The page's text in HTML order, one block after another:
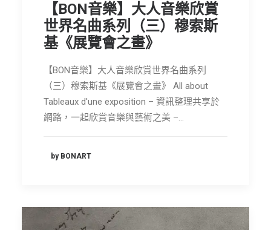
【BON音樂】大人音樂欣賞
世界名曲系列（三）穆索斯
基《展覽會之畫》
【BON音樂】大人音樂欣賞世界名曲系列
（三）穆索斯基《展覽會之畫》 All about
Tableaux d'une exposition – 資訊整理共享於
網路，一起欣賞音樂與藝術之美 –…
by BONART